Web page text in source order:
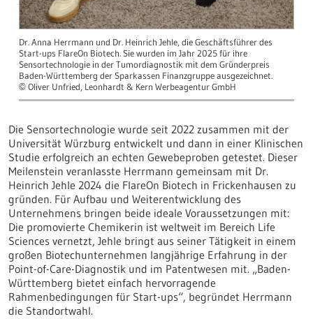
Dr. Anna Herrmann und Dr. Heinrich Jehle, die Geschäftsführer des
Start-ups FlareOn Biotech. Sie wurden im Jahr 2025 für ihre
Sensortechnologie in der Tumordiagnostik mit dem Gründerpreis
Baden-Württemberg der Sparkassen Finanzgruppe ausgezeichnet.
© Oliver Unfried, Leonhardt & Kern Werbeagentur GmbH
Die Sensortechnologie wurde seit 2022 zusammen mit der
Universität Würzburg entwickelt und dann in einer Klinischen
Studie erfolgreich an echten Gewebeproben getestet. Dieser
Meilenstein veranlasste Herrmann gemeinsam mit Dr.
Heinrich Jehle 2024 die FlareOn Biotech in Frickenhausen zu
gründen. Für Aufbau und Weiterentwicklung des
Unternehmens bringen beide ideale Voraussetzungen mit:
Die promovierte Chemikerin ist weltweit im Bereich Life
Sciences vernetzt, Jehle bringt aus seiner Tätigkeit in einem
großen Biotechunternehmen langjährige Erfahrung in der
Point-of-Care-Diagnostik und im Patentwesen mit. „Baden-
Württemberg bietet einfach hervorragende
Rahmenbedingungen für Start-ups“, begründet Herrmann
die Standortwahl.